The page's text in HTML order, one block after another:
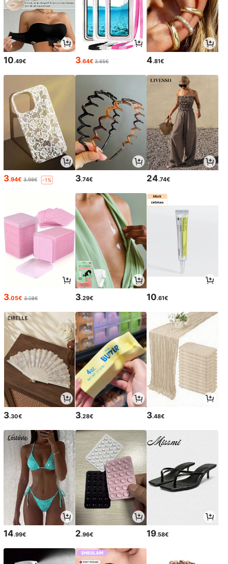
10.49€ 3.64€ 3.65€ 4.81€
3.94€ 3.98€ -1% 3.74€ 24.74€
3.05€ 3.08€ 3.29€ 10.61€
3.30€ 3.28€ 3.48€
14.99€ 2.96€ 19.58€